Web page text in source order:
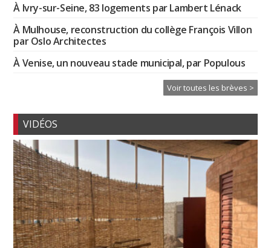
À Ivry-sur-Seine, 83 logements par Lambert Lénack
À Mulhouse, reconstruction du collège François Villon
par Oslo Architectes
À Venise, un nouveau stade municipal, par Populous
Voir toutes les brèves >
VIDÉOS